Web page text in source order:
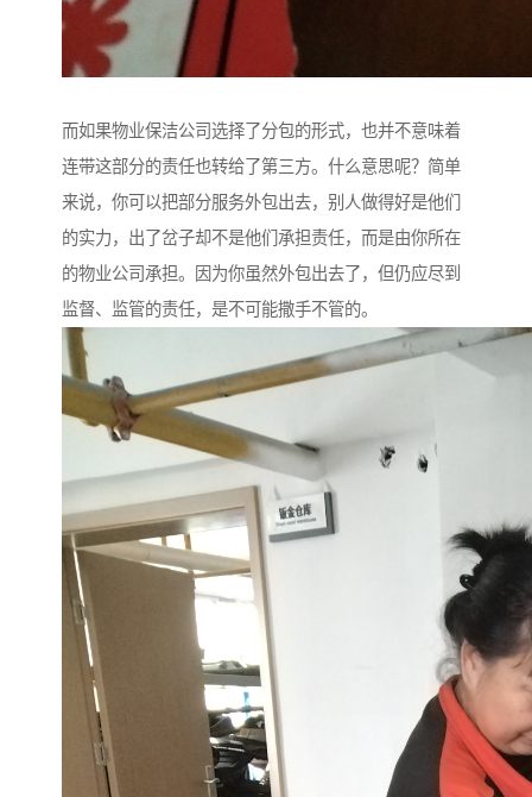
而如果物业保洁公司选择了分包的形式，也并不意味着
连带这部分的责任也转给了第三方。什么意思呢？简单
来说，你可以把部分服务外包出去，别人做得好是他们
的实力，出了岔子却不是他们承担责任，而是由你所在
的物业公司承担。因为你虽然外包出去了，但仍应尽到
监督、监管的责任，是不可能撒手不管的。